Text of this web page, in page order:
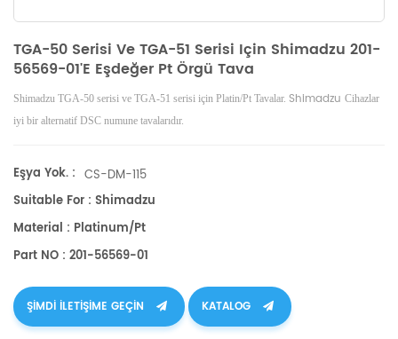
TGA-50 Serisi Ve TGA-51 Serisi Için Shimadzu 201-
56569-01'e Eşdeğer Pt Örgü Tava
Shimadzu TGA-50 serisi ve TGA-51 serisi için Platin/Pt Tavalar. Shimadzu Cihazlar
iyi bir alternatif DSC numune tavalarıdır.
Eşya Yok. : CS-DM-115
Suitable For : Shimadzu
Material : Platinum/Pt
Part NO : 201-56569-01
ŞIMDI ILETIŞIME GEÇIN KATALOG